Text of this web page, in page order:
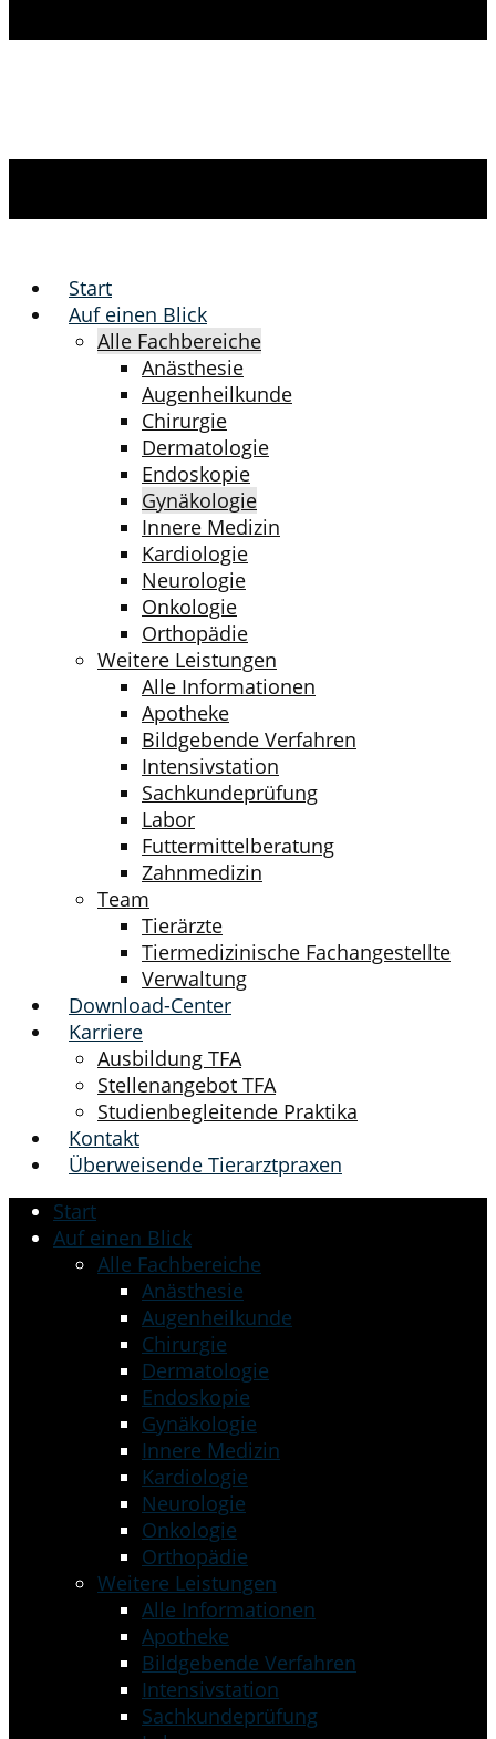
Start
Auf einen Blick
Alle Fachbereiche
Anästhesie
Augenheilkunde
Chirurgie
Dermatologie
Endoskopie
Gynäkologie
Innere Medizin
Kardiologie
Neurologie
Onkologie
Orthopädie
Weitere Leistungen
Alle Informationen
Apotheke
Bildgebende Verfahren
Intensivstation
Sachkundeprüfung
Labor
Futtermittelberatung
Zahnmedizin
Team
Tierärzte
Tiermedizinische Fachangestellte
Verwaltung
Download-Center
Karriere
Ausbildung TFA
Stellenangebot TFA
Studienbegleitende Praktika
Kontakt
Überweisende Tierarztpraxen
Start
Auf einen Blick
Alle Fachbereiche
Anästhesie
Augenheilkunde
Chirurgie
Dermatologie
Endoskopie
Gynäkologie
Innere Medizin
Kardiologie
Neurologie
Onkologie
Orthopädie
Weitere Leistungen
Alle Informationen
Apotheke
Bildgebende Verfahren
Intensivstation
Sachkundeprüfung